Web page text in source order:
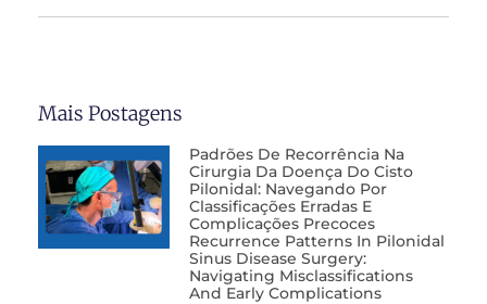
Mais Postagens
Padrões De Recorrência Na
Cirurgia Da Doença Do Cisto
Pilonidal: Navegando Por
Classificações Erradas E
Complicações Precoces
Recurrence Patterns In Pilonidal
Sinus Disease Surgery:
Navigating Misclassifications
And Early Complications